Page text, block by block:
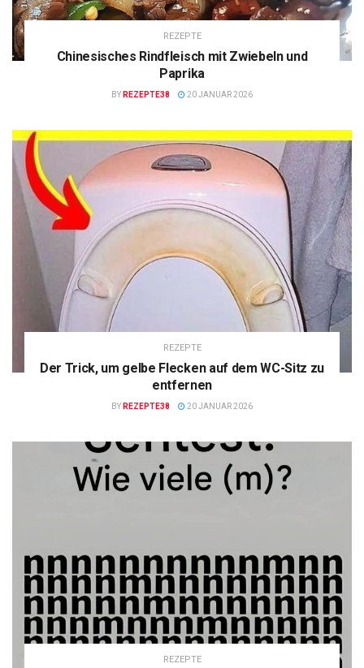
REZEPTE
Chinesisches Rindfleisch mit Zwiebeln und
Paprika
BY REZEPTE38 20 JANUAR 2026
REZEPTE
Der Trick, um gelbe Flecken auf dem WC-Sitz zu
entfernen
BY REZEPTE38 20 JANUAR 2026
REZEPTE